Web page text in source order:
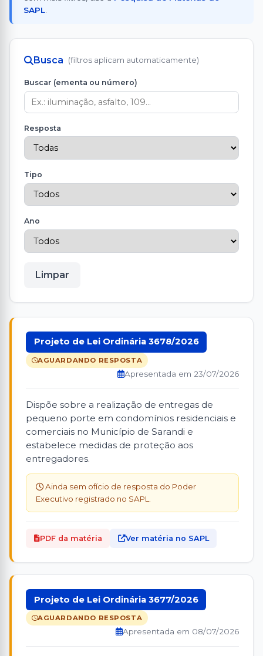
SAPL
Busca (filtros aplicam automaticamente)
Buscar (ementa ou número)
Resposta
Tipo
Ano
Limpar
Projeto de Lei Ordinária 3678/2026
AGUARDANDO RESPOSTA
Apresentada em 23/07/2026
Dispõe sobre a realização de entregas de
pequeno porte em condomínios residenciais e
comerciais no Município de Sarandi e
estabelece medidas de proteção aos
entregadores.
Ainda sem ofício de resposta do Poder
Executivo registrado no SAPL.
PDF da matéria Ver matéria no SAPL
Projeto de Lei Ordinária 3677/2026
AGUARDANDO RESPOSTA
Apresentada em 08/07/2026